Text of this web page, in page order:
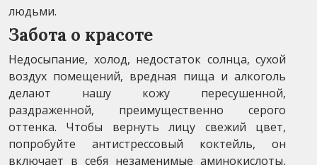
людьми.
Забота о красоте
Недосыпание, холод, недостаток солнца, сухой
воздух помещений, вредная пища и алкоголь
делают нашу кожу пересушенной,
раздраженной, преимущественно серого
оттенка. Чтобы вернуть лицу свежий цвет,
попробуйте антистрессовый коктейль, он
включает в себя незаменимые аминокислоты,